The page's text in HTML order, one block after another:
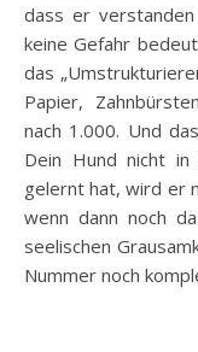
dass er
keine Gefahr
das
Papier,
nach 1.000. Und
Dein Hund nicht
gelernt hat, wird er
wenn dann noch
seelischen
Nummer noch